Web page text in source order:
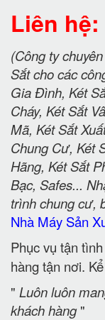
Liên hệ:
(Công ty
Sắt cho các
Gia Đình, Két
Cháy, Két Sắt
Mã, Két Sắt
Chung Cư, Két
Hãng, Két Sắt
Bạc, Safes...
trình chung cư,
Nhà Máy Sản
Phục vụ tận
hàng tận nơi.
" Luôn luôn
khách hàng"